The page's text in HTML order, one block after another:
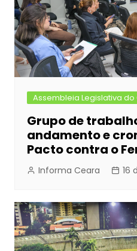
Assembleia Legislativa do
Grupo de
andamento e
Pacto contra o
Informa Ceara 16